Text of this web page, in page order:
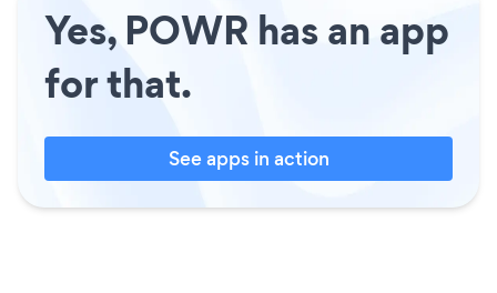
Yes, POWR has an app
for that.
See apps in action